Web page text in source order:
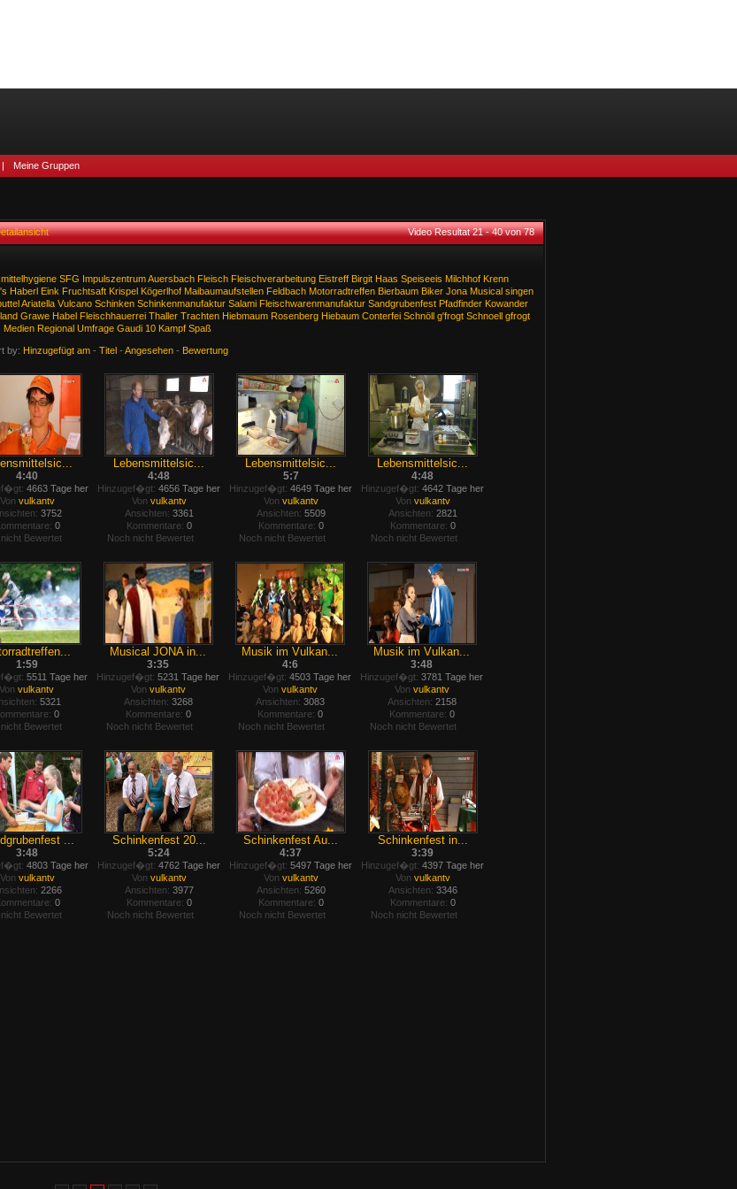
| Meine Gruppen
Video Resultat 21 - 40 von 78
SFG Impulszentrum Auersbach Fleisch Fleischverarbeitung Eistreff Birgit Haas Speiseeis Milchhof Krenn
Haberl Eink Fruchtsaft Krispel Kögerlhof Maibaumaufstellen Feldbach Motorradtreffen Bierbaum Biker Jona Musical singen
Ariatella Vulcano Schinken Schinkenmanufaktur Salami Fleischwarenmanufaktur Sandgrubenfest Pfadfinder Kowander
Grawe Habel Fleischhauerrei Thaller Trachten Hiebmaum Rosenberg Hiebaum Conterfei Schnöll g'frogt Schnoell gfrogt
Medien Regional Umfrage Gaudi 10 Kampf Spaß
by: Hinzugefügt am - Titel - Angesehen - Bewertung
4:40
4663 Tage her
Von vulkantv
3752
0
Bewertet
Lebensmittelsic...
4:48
Hinzugef�gt: 4656 Tage her
Von vulkantv
Ansichten: 3361
Kommentare: 0
Noch nicht Bewertet
Lebensmittelsic...
5:7
Hinzugef�gt: 4649 Tage her
Von vulkantv
Ansichten: 5509
Kommentare: 0
Noch nicht Bewertet
Lebensmittelsic...
4:48
Hinzugef�gt: 4642 Tage her
Von vulkantv
Ansichten: 2821
Kommentare: 0
Noch nicht Bewertet
1:59
5511 Tage her
Von vulkantv
5321
0
Bewertet
Musical JONA in...
3:35
Hinzugef�gt: 5231 Tage her
Von vulkantv
Ansichten: 3268
Kommentare: 0
Noch nicht Bewertet
Musik im Vulkan...
4:6
Hinzugef�gt: 4503 Tage her
Von vulkantv
Ansichten: 3083
Kommentare: 0
Noch nicht Bewertet
Musik im Vulkan...
3:48
Hinzugef�gt: 3781 Tage her
Von vulkantv
Ansichten: 2158
Kommentare: 0
Noch nicht Bewertet
...
3:48
4803 Tage her
Von vulkantv
2266
0
Bewertet
Schinkenfest 20...
5:24
Hinzugef�gt: 4762 Tage her
Von vulkantv
Ansichten: 3977
Kommentare: 0
Noch nicht Bewertet
Schinkenfest Au...
4:37
Hinzugef�gt: 5497 Tage her
Von vulkantv
Ansichten: 5260
Kommentare: 0
Noch nicht Bewertet
Schinkenfest in...
3:39
Hinzugef�gt: 4397 Tage her
Von vulkantv
Ansichten: 3346
Kommentare: 0
Noch nicht Bewertet